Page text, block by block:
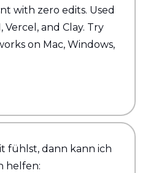
with zero edits. Used
Vercel, and Clay. Try
on Mac, Windows,
fühlst, dann kann ich
helfen: